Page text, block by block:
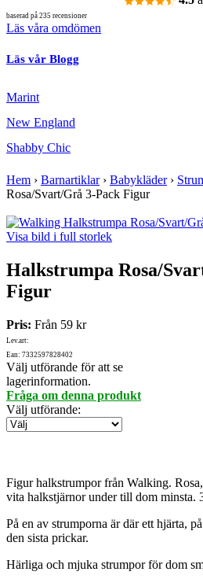
baserad på 235 recensioner
Läs våra omdömen
Läs vår Blogg
Marint
New England
Shabby Chic
Hem › Barnartiklar› Babykläder›
Rosa/Svart/Grå 3-Pack Figur
Visa bild i full storlek
Halkstrumpa Rosa/
Figur
Pris: Från 59 kr
Lev.art:
Ean: 7332597828402
Välj utförande för att se
lagerinformation.
Fråga om denna produkt
Välj utförande:
Figur halkstrumpor från Walking.
vita halkstjärnor under till dom minsta.
På en av strumporna är där ett hjärta,
den sista prickar.
Härliga och mjuka strumpor för dom